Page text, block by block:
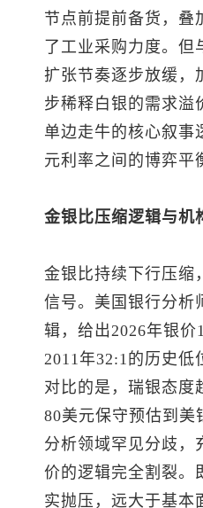
节点前提前备货，叠
了工业采购力度。但
扩张节奏逐步放缓，
步稀释白银的需求溢
单边走牛的核心叙事
元利率之间的博弈平
金银比压缩逻辑与机
金银比持续下行压缩
信号。美国银行分析
辑，给出2026年银
2011年32:1的历史
对比的是，瑞银态度
80美元保守预估到美
分析领域罕见分歧，
价的逻辑完全割裂。
实抛压，远大于基本